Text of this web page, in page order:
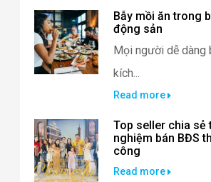
Bẫy mồi ăn trong
động sản
Mọi người dễ dàng
kích...
Read more
Top seller chia sẻ
nghiệm bán BĐS
công
Read more